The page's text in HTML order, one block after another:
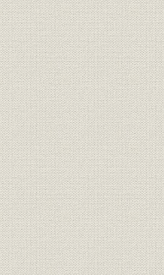
初期の電話利用
初期の電話機と交換機
第1次電話拡張計画
第3節 日本電気合資会社の設立
1. WE社の世界戦略と日本
WE社の海外展開
WE社の日本への関心
岩垂邦彦の経歴と交直論争
セーヤーの来日
2. WE社の日本への進出